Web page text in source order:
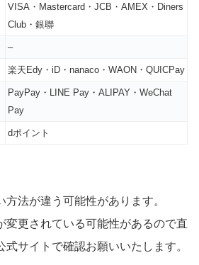
VISA・Mastercard・JCB・AMEX・Diners
Club・銀聯
–
楽天Edy・iD・nanaco・WAON・QUICPay
PayPay・LINE Pay・ALIPAY・WeChat
Pay
dポイント
法が違う可能性があります。
更されている可能性があるので直
サイトで確認お願いいたします。